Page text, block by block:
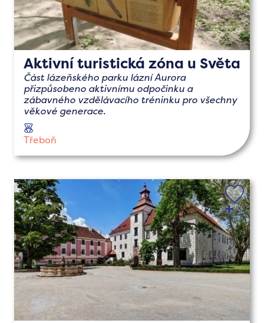
Aktivní turistická zóna u Světa
Část lázeňského parku lázní Aurora
přizpůsobeno aktivnímu odpočinku a
zábavného vzdělávacího tréninku pro všechny
věkové generace.
dětmi
Třeboň